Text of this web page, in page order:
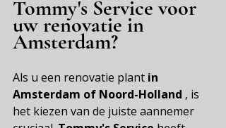
Tommy's Service voor
uw renovatie in
Amsterdam?
Als u een renovatie plant in
Amsterdam of Noord-Holland , is
het kiezen van de juiste aannemer